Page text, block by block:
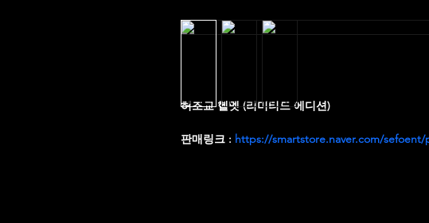
허조교 헬멧 (리미티드 에디션)
판매링크 : https://smartstore.naver.com/sefoent/